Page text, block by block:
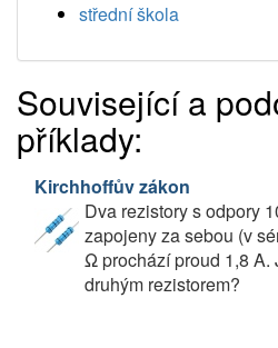
střední škola
Související a
příklady:
Kirchhoffův zákon
Dva rezistory s odpory
zapojeny za sebou (v
Ω prochází proud 1,8 A.
druhým rezistorem?